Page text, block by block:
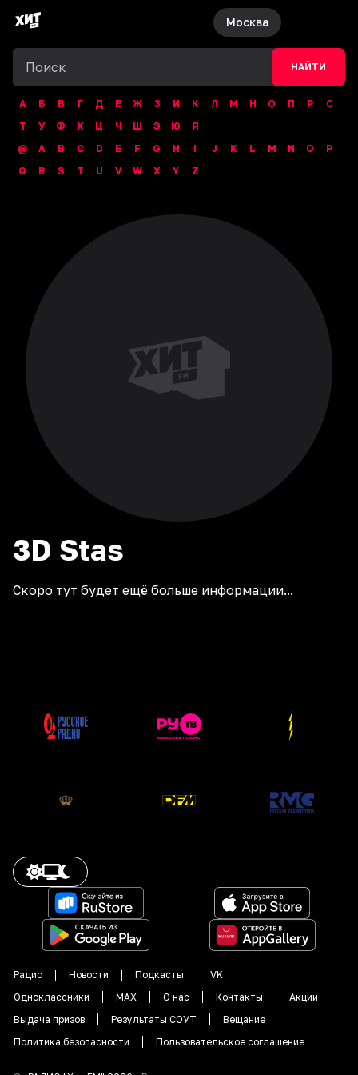
Москва
НАЙТИ
А Б В Г Д Е Ж З И К Л М Н О П Р
С
Т
У Ф Х Ц Ч Ш Э Ю
Я
@
A B C D E F G H I J K L M N O
P
Q
R S T U V W X Y Z
3D Stas
Скоро тут будет ещё больше информации...
Радио Новости Подкасты
VK
Одноклассники
MAX О нас Контакты
Акции
Выдача призов
Результаты СОУТ
Вещание
Политика безопасности
Пользовательское соглашение